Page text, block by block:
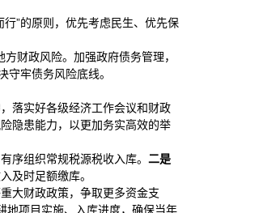
”的原则，优先考虑民生、优先保
财政风险。加强政府债务管理，
牢债务风险底线。
落实好各级经济工作会议和财政
险隐患能力，以更加务实高效的举
序组织常规税源税收入库。 二是
及时足额缴库。
大财政政策，争取更多资金支
地项目实施、入库进度，确保当年